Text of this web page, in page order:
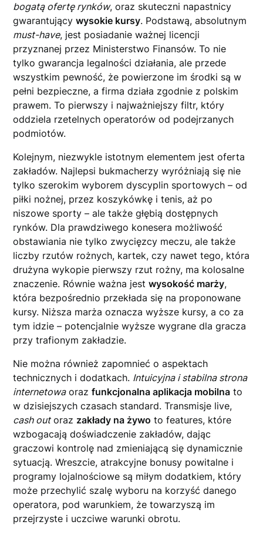
bogatą ofertę rynków, oraz skuteczni napastnicy
gwarantującywysokie kursy. Podstawą, absolutnym
must-have, jest posiadanie ważnej licencji
przyznanej przez Ministerstwo Finansów. To nie
tylko gwarancja legalności działania, ale przede
wszystkim pewność, że powierzone im środki są w
pełni bezpieczne, a firma działa zgodnie z polskim
prawem. To pierwszy i najważniejszy filtr, który
oddziela rzetelnych operatorów od podejrzanych
podmiotów.
Kolejnym, niezwykle istotnym elementem jest oferta
zakładów. Najlepsi bukmacherzy wyróżniają się nie
tylko szerokim wyborem dyscyplin sportowych – od
piłki nożnej, przez koszykówkę i tenis, aż po
niszowe sporty – ale także głębią dostępnych
rynków. Dla prawdziwego konesera możliwość
obstawiania nie tylko zwycięzcy meczu, ale także
liczby rzutów rożnych, kartek, czy nawet tego, która
drużyna wykopie pierwszy rzut rożny, ma kolosalne
znaczenie. Równie ważna jestwysokość marży,
która bezpośrednio przekłada się na proponowane
kursy. Niższa marża oznacza wyższe kursy, a co za
tym idzie – potencjalnie wyższe wygrane dla gracza
przy trafionym zakładzie.
Nie można również zapomnieć o aspektach
technicznych i dodatkach. Intuicyjna i stabilna strona
internetowaorazfunkcjonalna aplikacja mobilna to
w dzisiejszych czasach standard. Transmisje live,
cash outoraz zakłady na żywo to features, które
wzbogacają doświadczenie zakładów, dając
graczowi kontrolę nad zmieniającą się dynamicznie
sytuacją. Wreszcie, atrakcyjne bonusy powitalne i
programy lojalnościowe są miłym dodatkiem, który
może przechylić szalę wyboru na korzyść danego
operatora, pod warunkiem, że towarzyszą im
przejrzyste i uczciwe warunki obrotu.